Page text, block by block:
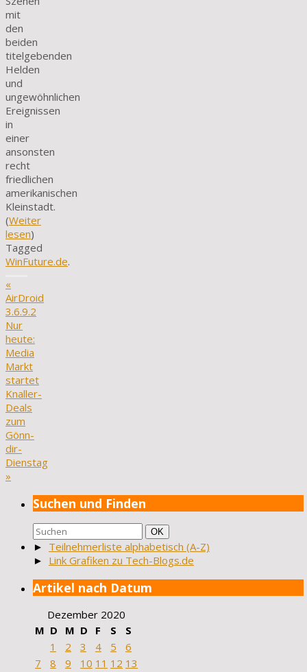
mit
den
beiden
titelgebenden
Helden
und
ungewöhnlichen
Ereignissen
in
einer
ansonsten
recht
friedlichen
amerikanischen
Kleinstadt.
(Weiter
lesen)
Tagged
WinFuture.de.
«
AirDroid
3.6.9.2
Nur
heute:
Media
Markt
startet
Knaller-
Deals
zum
Gönn-
dir-
Dienstag
»
Suchen und Finden
Suchen
nach:
Suchen
OK
► Teilnehmerliste alphabetisch (A-Z)
► Link Grafiken zu Tech-Blogs.de
Artikel nach Datum
Dezember 2020
M D M D F S
S
1
2 3 4 5
6
7
8 9 10 11 12 13